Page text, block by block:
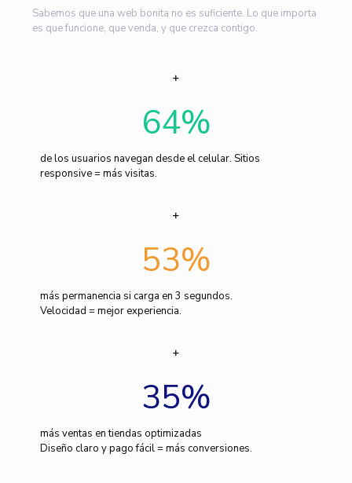
Sabemos que una web bonita no es suficiente. Lo que importa
es que funcione, que venda, y que crezca contigo.
64%
de los usuarios navegan desde el celular. Sitios
responsive = más visitas.
53%
más permanencia si carga en 3 segundos.
Velocidad = mejor experiencia.
35%
más ventas en tiendas optimizadas
Diseño claro y pago fácil = más conversiones.